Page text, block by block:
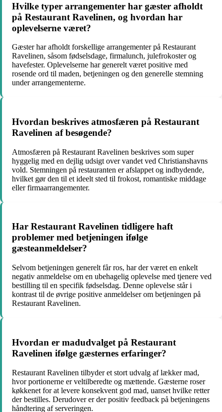
Hvilke typer arrangementer har gæster afholdt
på Restaurant Ravelinen, og hvordan har
oplevelserne været?
Gæster har afholdt forskellige arrangementer på Restaurant
Ravelinen, såsom fødselsdage, firmalunch, julefrokoster og
havefester. Oplevelserne har generelt været positive med
rosende ord til maden, betjeningen og den generelle stemning
under arrangementerne.
Hvordan beskrives atmosfæren på Restaurant
Ravelinen af besøgende?
Atmosfæren på Restaurant Ravelinen beskrives som super
hyggelig med en dejlig udsigt over vandet ved Christianshavns
vold. Stemningen på restauranten er afslappet og indbydende,
hvilket gør den til et ideelt sted til frokost, romantiske middage
eller firmaarrangementer.
Har Restaurant Ravelinen tidligere haft
problemer med betjeningen ifølge
gæsteanmeldelser?
Selvom betjeningen generelt får ros, har der været en enkelt
negativ anmeldelse om en ubehagelig oplevelse med tjenere ved
bestilling til en specifik fødselsdag. Denne oplevelse står i
kontrast til de øvrige positive anmeldelser om betjeningen på
Restaurant Ravelinen.
Hvordan er madudvalget på Restaurant
Ravelinen ifølge gæsternes erfaringer?
Restaurant Ravelinen tilbyder et stort udvalg af lækker mad,
hvor portionerne er veltilberedte og mættende. Gæsterne roser
køkkenet for at levere konsekvent god mad, uanset hvilke retter
der bestilles. Derudover er der positiv feedback på betjeningens
håndtering af serveringen.